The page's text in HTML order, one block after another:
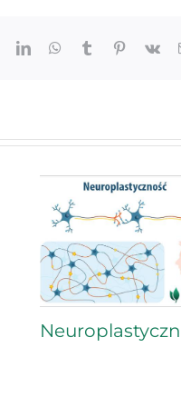
LinkedInWhatsApp
TumblrPinterest
Vk